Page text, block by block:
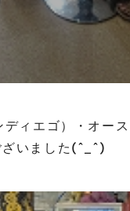
ィエゴ）・オー
ざいました(^_^)